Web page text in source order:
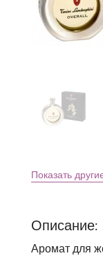
Показать
Описание:
Аромат для